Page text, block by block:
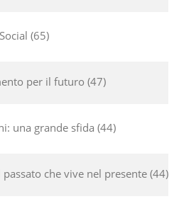
65
per il futuro 47
una grande sfida 44
che vive nel presente 44